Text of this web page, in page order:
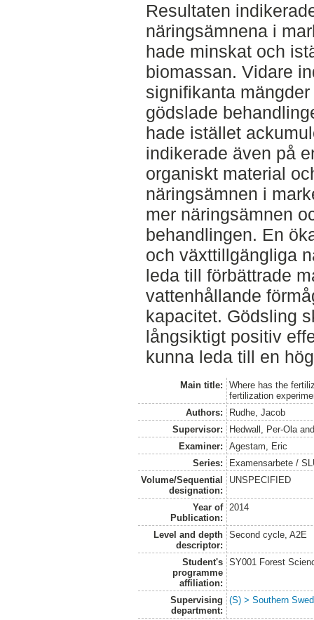
Resultaten
näringsämnena i
hade minskat och
biomassan. Vidare
signifikanta
gödslade
hade istället
indikerade även på
organiskt material
näringsämnen i
mer näringsämnen
behandlingen. En
och växttillgängliga
leda till förbättrade
vattenhållande
kapacitet. Gödsling
långsiktigt positiv
kunna leda till en
Main title:
Where has the
fertilization
Authors:
Rudhe, Jacob
Supervisor:
Hedwall, Per-Ola
Examiner:
Agestam, Eric
Series:
Examensarbete /
Volume/Sequential
designation:
UNSPECIFIED
Year of
Publication:
2014
Level and depth
descriptor:
Second cycle, A2E
Student's
programme
affiliation:
SY001 Forest
Supervising
department:
(S) > Southern